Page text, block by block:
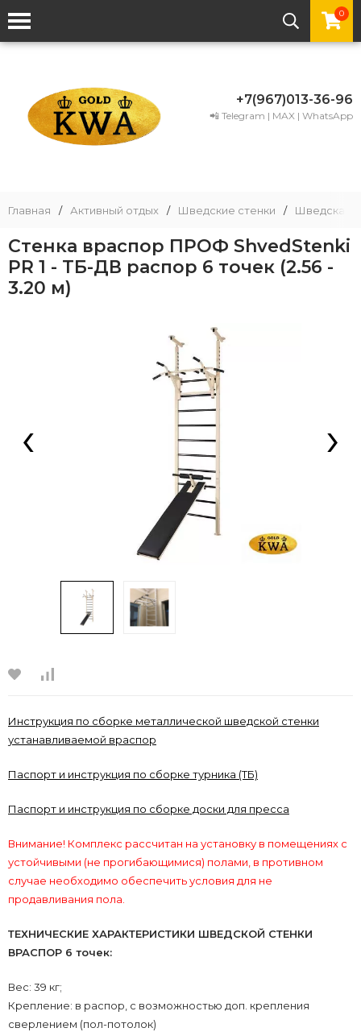
0
+7(967)013-36-96
📲 Telegram | MAX | WhatsApp
Главная / Активный отдых / Шведские стенки / Шведская
Стенка враспор ПРОФ ShvedStenki
PR 1 - ТБ-ДВ распор 6 точек (2.56 -
3.20 м)
‹ ›
Инструкция по сборке металлической шведской стенки
устанавливаемой враспор
Паспорт и инструкция по сборке турника (ТБ)
Паспорт и инструкция по сборке доски для пресса
Внимание! Комплекс рассчитан на установку в помещениях с
устойчивыми (не прогибающимися) полами, в противном
случае необходимо обеспечить условия для не
продавливания пола.
ТЕХНИЧЕСКИЕ ХАРАКТЕРИСТИКИ ШВЕДСКОЙ СТЕНКИ
ВРАСПОР 6 точек:
Вес: 39 кг;
Крепление: в распор, с возможностью доп. крепления
сверлением (пол-потолок)